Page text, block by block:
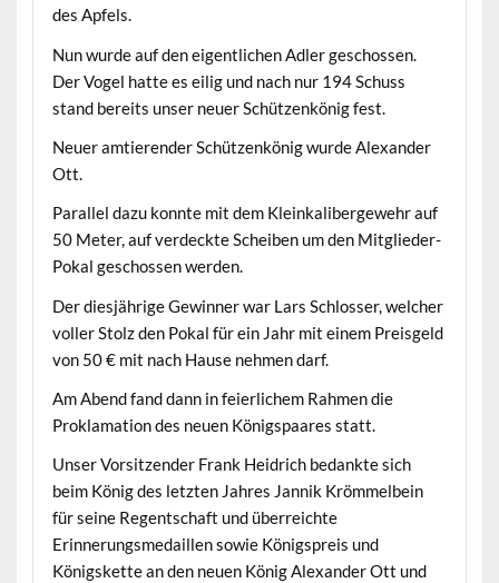
des Apfels.
Nun wurde auf den eigentlichen Adler geschossen.
Der Vogel hatte es eilig und nach nur 194 Schuss
stand bereits unser neuer Schützenkönig fest.
Neuer amtierender Schützenkönig wurde Alexander
Ott.
Parallel dazu konnte mit dem Kleinkalibergewehr auf
50 Meter, auf verdeckte Scheiben um den Mitglieder-
Pokal geschossen werden.
Der diesjährige Gewinner war Lars Schlosser, welcher
voller Stolz den Pokal für ein Jahr mit einem Preisgeld
von 50 € mit nach Hause nehmen darf.
Am Abend fand dann in feierlichem Rahmen die
Proklamation des neuen Königspaares statt.
Unser Vorsitzender Frank Heidrich bedankte sich
beim König des letzten Jahres Jannik Krömmelbein
für seine Regentschaft und überreichte
Erinnerungsmedaillen sowie Königspreis und
Königskette an den neuen König Alexander Ott und